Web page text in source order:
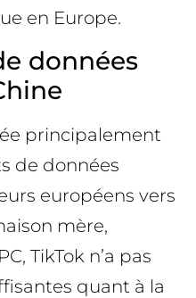
en Europe.
données
principalement
de données
européens vers
mère,
TikTok n’a pas
quant à la